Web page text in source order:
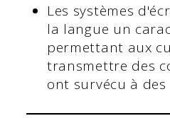
Les systèmes
la langue un
permettant aux
transmettre des
ont survécu à des